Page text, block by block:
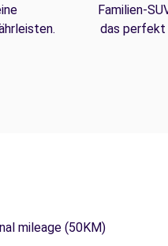
Familien-
das perfekt
mileage (50KM)